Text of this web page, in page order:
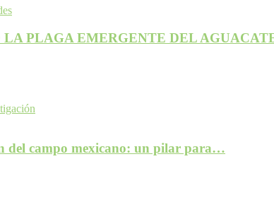
LA PLAGA EMERGENTE DEL
del campo mexicano: un pilar para…